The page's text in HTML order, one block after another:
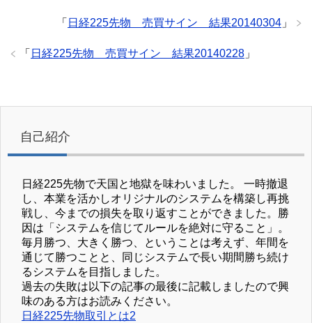
「 日経225先物 売買サイン 結果20140304 」
「 日経225先物 売買サイン 結果20140228 」
自己紹介
日経225先物で天国と地獄を味わいました。 一時撤退
し、本業を活かしオリジナルのシステムを構築し再挑
戦し、今までの損失を取り返すことができました。勝
因は「システムを信じてルールを絶対に守ること」。
毎月勝つ、大きく勝つ、ということは考えず、年間を
通じて勝つことと、同じシステムで長い期間勝ち続け
るシステムを目指しました。
過去の失敗は以下の記事の最後に記載しましたので興
味のある方はお読みください。
日経225先物取引とは2